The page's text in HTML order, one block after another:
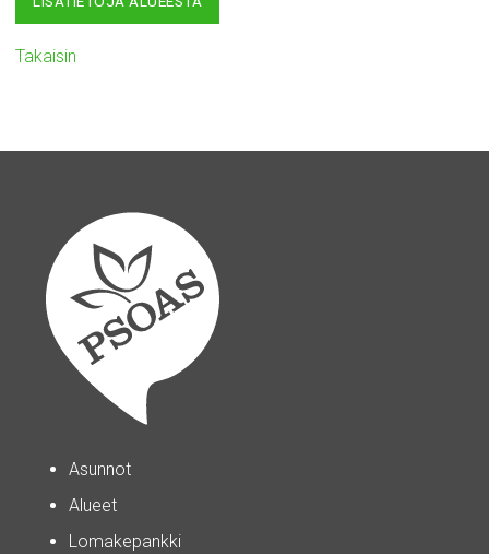
Takaisin
Asunnot
Alueet
Lomakepankki